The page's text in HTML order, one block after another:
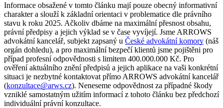
Informace obsažené v tomto článku mají pouze obecný informativní
charakter a slouží k základní orientaci v problematice dle právního
stavu k roku 2025. Ačkoliv dbáme na maximální přesnost obsahu,
právní předpisy a jejich výklad se v čase vyvíjejí. Jsme ARROWS
advokátní kancelář, subjekt zapsaný u České advokátní komory (náš
orgán dohledu), a pro maximální bezpečí klientů jsme pojištěni pro
případ profesní odpovědnosti s limitem 400.000.000 Kč. Pro
ověření aktuálního znění předpisů a jejich aplikace na vaši konkrétní
situaci je nezbytné kontaktovat přímo ARROWS advokátní kancelář
(konzultace@arws.cz). Neneseme odpovědnost za případné škody
vzniklé samostatným užitím informací z tohoto článku bez předchozí
individuální právní konzultace.